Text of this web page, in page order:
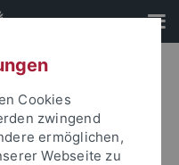
Cookies
zwingend
ermöglichen,
Webseite zu